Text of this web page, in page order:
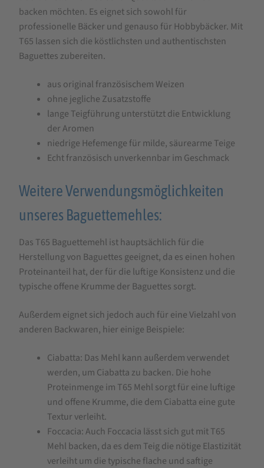
backen möchten. Es eignet sich sowohl für
professionelle Bäcker und genauso für Hobbybäcker. Mit
T65 lassen sich die köstlichsten und authentischsten
Baguettes zubereiten.
aus original französischem Weizen
ohne jegliche Zusatzstoffe
lange Teigführung unterstützt die Entwicklung
der Aromen
niedrige Hefemenge für milde, säurearme Teige
Echt französisch unverkennbar im Geschmack
Weitere Verwendungsmöglichkeiten
unseres Baguettemehles:
Das T65 Baguettemehl ist hauptsächlich für die
Herstellung von Baguettes geeignet, da es einen hohen
Proteinanteil hat, der für die luftige Konsistenz und die
typische offene Krumme der Baguettes sorgt.
Außerdem eignet sich jedoch auch für eine Vielzahl von
anderen Backwaren, hier einige Beispiele:
Ciabatta: Das Mehl kann außerdem verwendet
werden, um Ciabatta zu backen. Die hohe
Proteinmenge im T65 Mehl sorgt für eine luftige
und offene Krumme, die dem Ciabatta eine gute
Textur verleiht.
Foccacia: Auch Foccacia lässt sich gut mit T65
Mehl backen, da es dem Teig die nötige Elastizität
verleiht um die typische flache und saftige